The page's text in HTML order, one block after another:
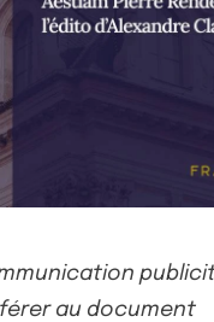
au document